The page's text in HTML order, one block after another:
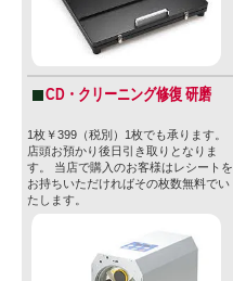
CD・クリーニング修復 研磨
1枚￥399（税別）1枚でも承ります。
店頭お預かり後日引き取りとなりま
す。 当店で購入のお客様はレシートを
お持ちいただければその枚数無料でい
たします。